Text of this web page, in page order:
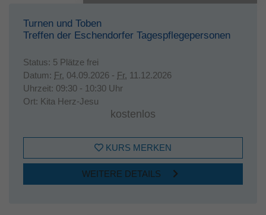
Turnen und Toben
Treffen der Eschendorfer Tagespflegepersonen
Status: 5 Plätze frei
Datum: Fr. 04.09.2026 - Fr. 11.12.2026
Uhrzeit: 09:30 - 10:30 Uhr
Ort: Kita Herz-Jesu
kostenlos
KURS MERKEN
WEITERE DETAILS